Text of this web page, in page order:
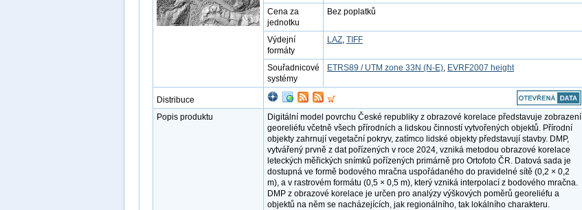
Cena za
jednotku
Bez poplatků
Výdejní
formáty
LAZ, TIFF
Souřadnicové
systémy
ETRS89 / UTM zone 33N (N-E), EVRF2007 height
Distribuce
Popis produktu
Digitální model povrchu České republiky z obrazové korelace představuje zobrazení
georeliéfu včetně všech přírodních a lidskou činností vytvořených objektů. Přírodní
objekty zahrnují vegetační pokryv, zatímco lidské objekty představují stavby. DMP,
vytvářený prvně z dat pořízených v roce 2024, vzniká metodou obrazové korelace
leteckých měřických snímků pořízených primárně pro Ortofoto ČR. Datová sada je
dostupná ve formě bodového mračna uspořádaného do pravidelné sítě (0,2 × 0,2
m), a v rastrovém formátu (0,5 × 0,5 m), který vzniká interpolací z bodového mračna.
DMP z obrazové korelace je určen pro analýzy výškových poměrů georeliéfu a
objektů na něm se nacházejících, jak regionálního, tak lokálního charakteru.